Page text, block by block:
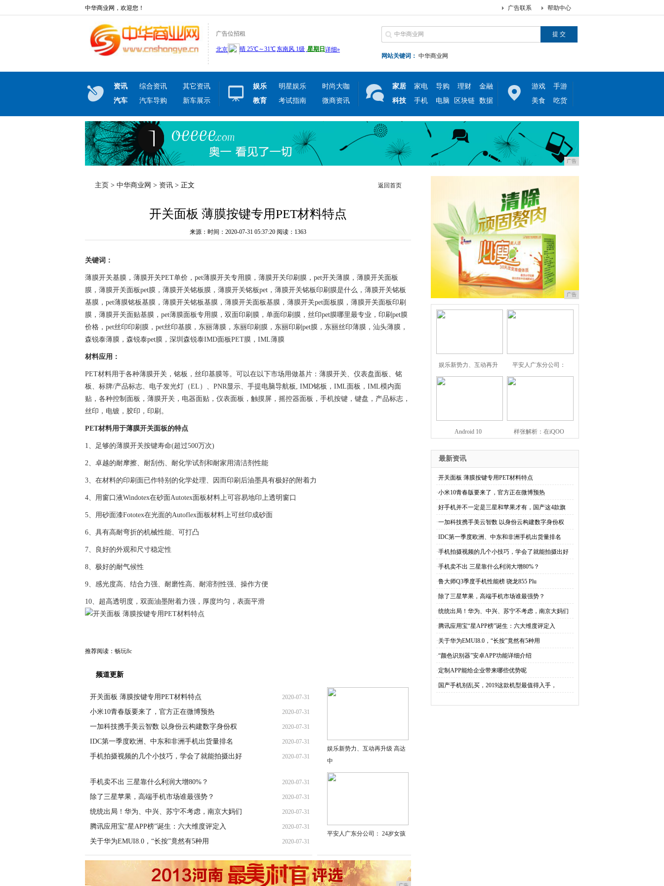
中华商业网，欢迎您！ 帮助中心
广告联系
广告位招租
网站关键词： 中华商业网
资讯 综合资讯
其它资讯
汽车
汽车导购 新车展示
娱乐 明星娱乐
时尚大咖
教育
考试指南 微商资讯
家居 家电 导购 理财
金融
科技
手机 电脑 区块链 数据
游戏
手游
美食
吃货
广告
主页 > 中华商业网 > 资讯 > 正文 返回首页
开关面板 薄膜按键专用PET材料特点
来源：时间：2020-07-31 05:37:20 阅读：1363
关键词：
薄膜开关基膜，薄膜开关PET单价，pet薄膜开关专用膜，薄膜开关印刷膜，pet开关薄膜，薄膜开关面板
膜，薄膜开关面板pet膜，薄膜开关铭板膜，薄膜开关铭板pet，薄膜开关铭板印刷膜是什么，薄膜开关铭板
基膜，pet薄膜铭板基膜，薄膜开关铭板基膜，薄膜开关面板基膜，薄膜开关pet面板膜，薄膜开关面板印刷
膜，薄膜开关面贴基膜，pet薄膜面板专用膜，双面印刷膜，单面印刷膜，丝印pet膜哪里最专业，印刷pet膜
价格，pet丝印印刷膜，pet丝印基膜，东丽薄膜，东丽印刷膜，东丽印刷pet膜，东丽丝印薄膜，汕头薄膜，
森锐泰薄膜，森锐泰pet膜，深圳森锐泰IMD面板PET膜，IML薄膜
材料应用：
PET材料用于各种薄膜开关，铭板，丝印基膜等。可以在以下市场用做基片：薄膜开关、仪表盘面板、铭
板、标牌/产品标志、电子发光灯（EL）、PNR显示、手提电脑导航板, IMD铭板，IML面板，IML模内面
贴，各种控制面板，薄膜开关，电器面贴，仪表面板，触摸屏，摇控器面板，手机按键，键盘，产品标志，
丝印，电镀，胶印，印刷。
PET材料用于薄膜开关面板的特点
1、足够的薄膜开关按键寿命(超过500万次)
2、卓越的耐摩擦、耐刮伤、耐化学试剂和耐家用清洁剂性能
3、在材料的印刷面已作特别的化学处理、因而印刷后油墨具有极好的附着力
4、用窗口液Windotex在砂面Autotex面板材料上可容易地印上透明窗口
5、用砂面漆Fototex在光面的Autoflex面板材料上可丝印成砂面
6、具有高耐弯折的机械性能、可打凸
7、良好的外观和尺寸稳定性
8、极好的耐气候性
9、感光度高、结合力强、耐磨性高、耐溶剂性强、操作方便
10、超高透明度，双面油墨附着力强，厚度均匀，表面平滑
推荐阅读： 畅玩8c
频道更新
开关面板 薄膜按键专用PET材料特点 2020-07-31
小米10青春版要来了，官方正在微博预热 2020-07-31
一加科技携手美云智数 以身份云构建数字身份权 2020-07-31
IDC第一季度欧洲、中东和非洲手机出货量排名 2020-07-31
手机拍摄视频的几个小技巧，学会了就能拍摄出好 2020-07-31
手机卖不出 三星靠什么利润大增80%？ 2020-07-31
除了三星苹果，高端手机市场谁最强势？ 2020-07-31
统统出局！华为、中兴、苏宁不考虑，南京大妈们 2020-07-31
腾讯应用宝“星APP榜”诞生：六大维度评定入 2020-07-31
关于华为EMUI8.0，“长按”竟然有5种用 2020-07-31
娱乐新势力、互动再升级 高达
中
平安人广东分公司： 24岁女孩
广告
娱乐新势力、互动再升 平安人广东分公司：
Android 10 样张解析：在iQOO
最新资讯
·开关面板 薄膜按键专用PET材料特点
·小米10青春版要来了，官方正在微博预热
·好手机并不一定是三星和苹果才有，国产这4款旗
·一加科技携手美云智数 以身份云构建数字身份权
·IDC第一季度欧洲、中东和非洲手机出货量排名
·手机拍摄视频的几个小技巧，学会了就能拍摄出好
·手机卖不出 三星靠什么利润大增80%？
·鲁大师Q3季度手机性能榜 骁龙855 Plu
·除了三星苹果，高端手机市场谁最强势？
·统统出局！华为、中兴、苏宁不考虑，南京大妈们
·腾讯应用宝“星APP榜”诞生：六大维度评定入
·关于华为EMUI8.0，“长按”竟然有5种用
·“颜色识别器”安卓APP功能详细介绍
·定制APP能给企业带来哪些优势呢
· 国产手机别乱买，2019这款机型最值得入手，